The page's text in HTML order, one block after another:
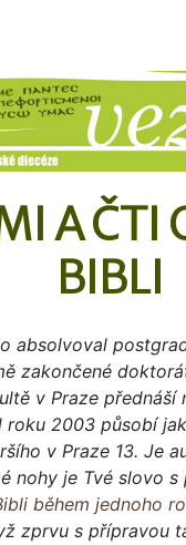
A ČTI
BIBLI
absolvoval
zakončené
v Praze přednáší
roku 2003 působí
v Praze 13. Je
nohy je Tvé slovo s
během jednoho
zprvu s přípravou